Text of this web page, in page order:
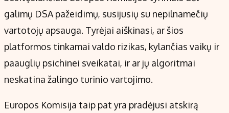
galimų DSA pažeidimų, susijusių su nepilnamečių
vartotojų apsauga. Tyrėjai aiškinasi, ar šios
platformos tinkamai valdo rizikas, kylančias vaikų ir
paauglių psichinei sveikatai, ir ar jų algoritmai
neskatina žalingo turinio vartojimo.
Europos Komisija taip pat yra pradėjusi atskirą